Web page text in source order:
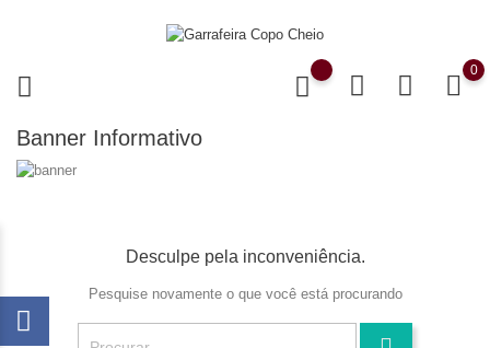
0
Banner Informativo
Desculpe pela inconveniência.
Pesquise novamente o que você está procurando